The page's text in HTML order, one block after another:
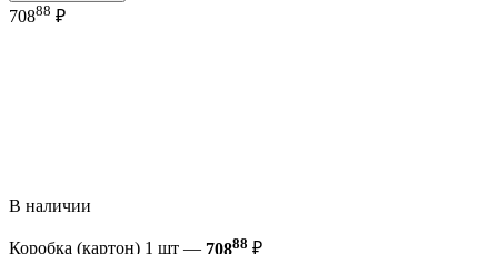
70888 ₽
В наличии
Коробка (картон) 1 шт — 70888 ₽